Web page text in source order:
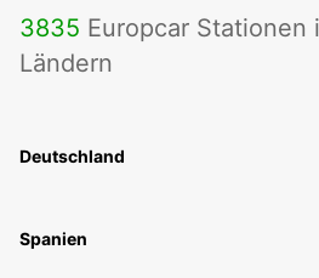
3835 Europcar Stationen
Ländern
Deutschland
Spanien